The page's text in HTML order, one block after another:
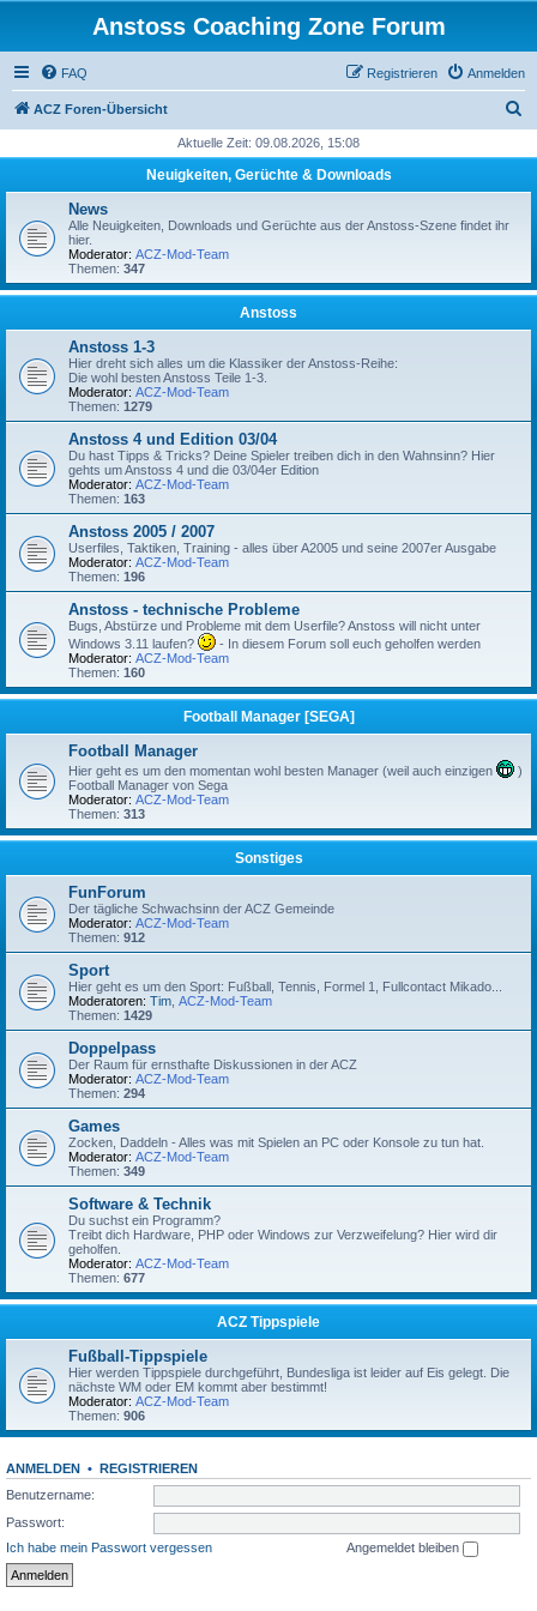
Anstoss Coaching Zone Forum
FAQ Anmelden
Registrieren
ACZ Foren-Übersicht
h
Aktuelle Zeit: 09.08.2026, 15:08
Neuigkeiten, Gerüchte & Downloads
News
Alle Neuigkeiten, Downloads und Gerüchte aus der Anstoss-Szene findet ihr
hier.
Moderator: ACZ-Mod-Team
Themen: 347
Anstoss
Anstoss 1-3
Hier dreht sich alles um die Klassiker der Anstoss-Reihe:
Die wohl besten Anstoss Teile 1-3.
Moderator: ACZ-Mod-Team
Themen: 1279
Anstoss 4 und Edition 03/04
Du hast Tipps & Tricks? Deine Spieler treiben dich in den Wahnsinn? Hier
gehts um Anstoss 4 und die 03/04er Edition
Moderator: ACZ-Mod-Team
Themen: 163
Anstoss 2005 / 2007
Userfiles, Taktiken, Training - alles über A2005 und seine 2007er Ausgabe
Moderator: ACZ-Mod-Team
Themen: 196
Anstoss - technische Probleme
Bugs, Abstürze und Probleme mit dem Userfile? Anstoss will nicht unter
Windows 3.11 laufen?
- In diesem Forum soll euch geholfen werden
Moderator: ACZ-Mod-Team
Themen: 160
Football Manager [SEGA]
Football Manager
Hier geht es um den momentan wohl besten Manager (weil auch einzigen
)
Football Manager von Sega
Moderator: ACZ-Mod-Team
Themen: 313
Sonstiges
FunForum
Der tägliche Schwachsinn der ACZ Gemeinde
Moderator: ACZ-Mod-Team
Themen: 912
Sport
Hier geht es um den Sport: Fußball, Tennis, Formel 1, Fullcontact Mikado...
Moderatoren: Tim ACZ-Mod-Team
Themen: 1429
Doppelpass
Der Raum für ernsthafte Diskussionen in der ACZ
Moderator: ACZ-Mod-Team
Themen: 294
Games
Zocken, Daddeln - Alles was mit Spielen an PC oder Konsole zu tun hat.
Moderator: ACZ-Mod-Team
Themen: 349
Software & Technik
Du suchst ein Programm?
Treibt dich Hardware, PHP oder Windows zur Verzweifelung? Hier wird dir
geholfen.
Moderator: ACZ-Mod-Team
Themen: 677
ACZ Tippspiele
Fußball-Tippspiele
Hier werden Tippspiele durchgeführt, Bundesliga ist leider auf Eis gelegt. Die
nächste WM oder EM kommt aber bestimmt!
Moderator: ACZ-Mod-Team
Themen: 906
ANMELDEN • REGISTRIEREN
Benutzername:
Passwort:
Ich habe mein Passwort vergessen
Angemeldet bleiben